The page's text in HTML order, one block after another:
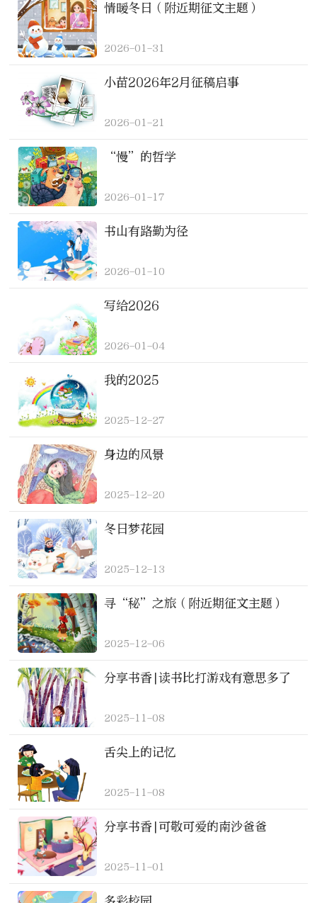
情暖冬日（附近期征文主题）
2026-01-31
小苗2026年2月征稿启事
2026-01-21
“慢”的哲学
2026-01-17
书山有路勤为径
2026-01-10
写给2026
2026-01-04
我的2025
2025-12-27
身边的风景
2025-12-20
冬日梦花园
2025-12-13
寻“秘”之旅（附近期征文主题）
2025-12-06
分享书香|读书比打游戏有意思多了
2025-11-08
舌尖上的记忆
2025-11-08
分享书香|可敬可爱的南沙爸爸
2025-11-01